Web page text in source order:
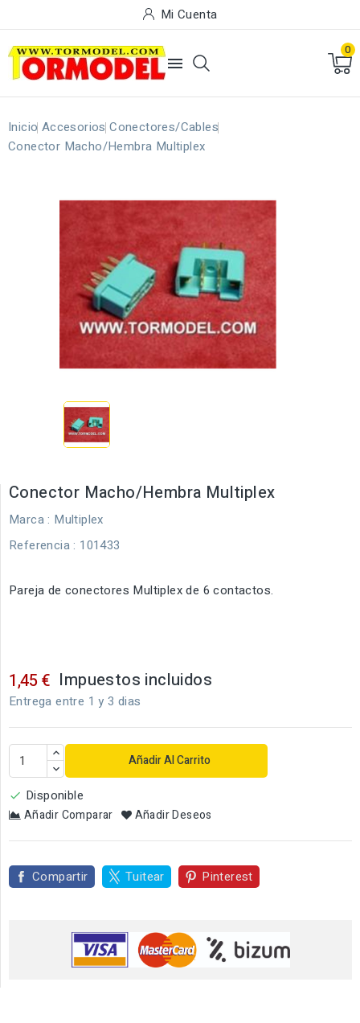
Mi Cuenta

0
Inicio Accesorios Conectores/Cables
Conector Macho/Hembra Multiplex
Conector Macho/Hembra Multiplex
Marca : Multiplex
Referencia : 101433
Pareja de conectores Multiplex de 6 contactos.
1,45 € Impuestos incluidos
Entrega entre 1 y 3 dias
Añadir Al Carrito
 Disponible
Añadir Comparar Añadir Deseos
Compartir Tuitear Pinterest